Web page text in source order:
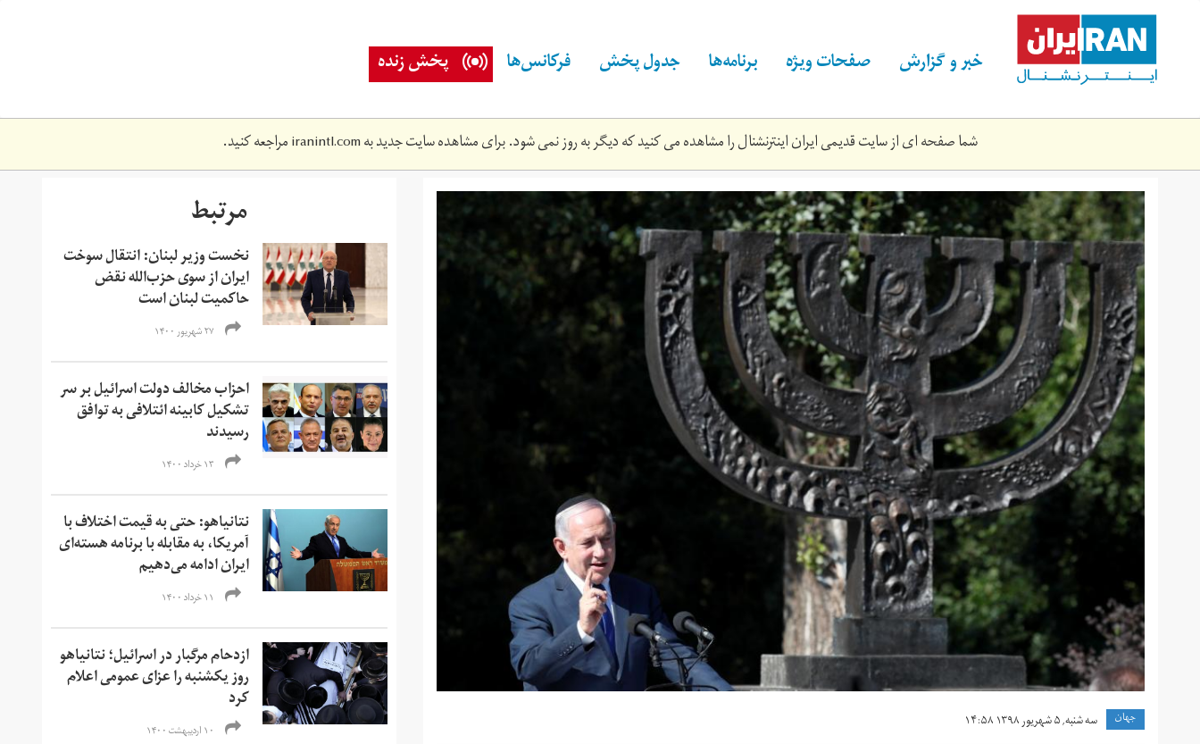
content خبر و گزارش صفحات ویژه برنامه‌ها جدول پخش فرکانس‌ها پخش زنده
شما صفحه ای از سایت قدیمی ایران اینترنشنال را مشاهده می کنید که دیگر به روز نمی شود. برای مشاهده سایت جدید بهiranintl.comمراجعه کنید.
netan.jpg
جهان سه شنبه, ۵ شهریور ۱۳۹۸ ۱۴:۵۸
مرتبط
نخست وزیر لبنان: انتقال سوخت
ایران از سوی حزب‌الله نقض
حاکمیت لبنان است
۲۷ شهریور ۱۴۰۰
احزاب مخالف دولت اسرائیل بر سر
تشکیل کابینه ائتلافی به توافق
رسیدند
۱۳ خرداد ۱۴۰۰
نتانیاهو: حتی به قیمت اختلاف با
آمریکا، به مقابله با برنامه هسته‌ای
ایران ادامه می‌دهیم
۱۱ خرداد ۱۴۰۰
ازدحام مرگبار در اسرائیل؛ نتانیاهو
روز یکشنبه را عزای عمومی اعلام
کرد
۱۰ اردیبهشت ۱۴۰۰